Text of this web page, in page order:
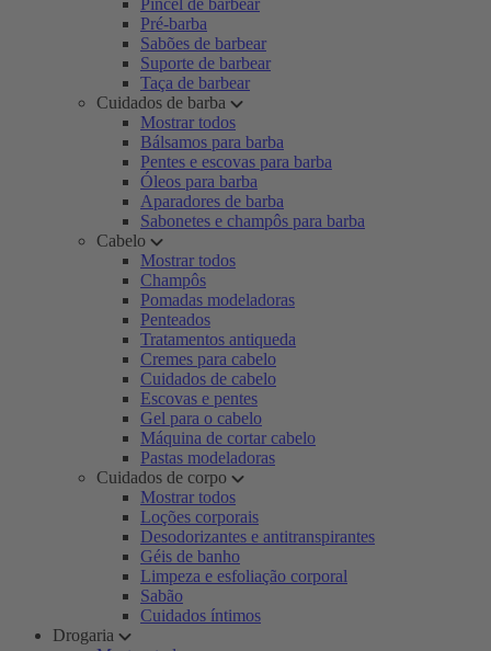
Pincel de barbear
Pré-barba
Sabões de barbear
Suporte de barbear
Taça de barbear
Cuidados de barba
Mostrar todos
Bálsamos para barba
Pentes e escovas para barba
Óleos para barba
Aparadores de barba
Sabonetes e champôs para barba
Cabelo
Mostrar todos
Champôs
Pomadas modeladoras
Penteados
Tratamentos antiqueda
Cremes para cabelo
Cuidados de cabelo
Escovas e pentes
Gel para o cabelo
Máquina de cortar cabelo
Pastas modeladoras
Cuidados de corpo
Mostrar todos
Loções corporais
Desodorizantes e antitranspirantes
Géis de banho
Limpeza e esfoliação corporal
Sabão
Cuidados íntimos
Drogaria